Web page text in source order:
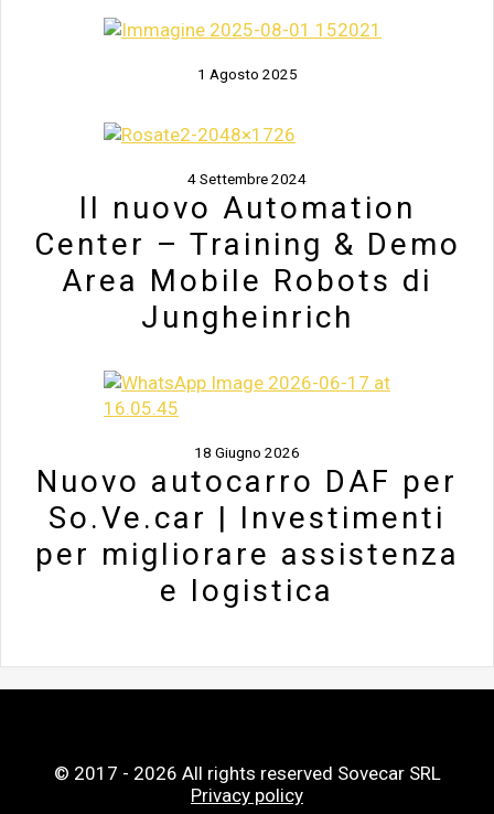
1 Agosto 2025
4 Settembre 2024
Il nuovo Automation
Center – Training & Demo
Area Mobile Robots di
Jungheinrich
18 Giugno 2026
Nuovo autocarro DAF per
So.Ve.car | Investimenti
per migliorare assistenza
e logistica
© 2017 - 2026 All rights reserved Sovecar SRL
Privacy policy